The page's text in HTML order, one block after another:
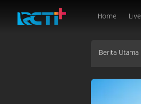
Home Live
Berita Utama